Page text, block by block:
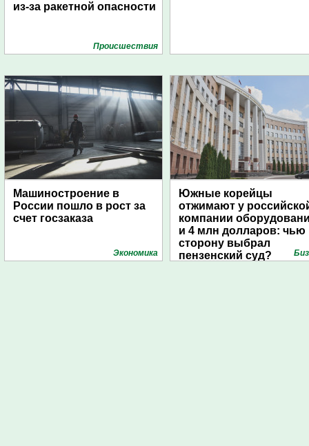
из-за ракетной опасности
Проиcшествия
Машиностроение в
России пошло в рост за
счет госзаказа
Экономика
Южные корейцы
отжимают у
компании
и 4 млн долларов: чью
сторону выбрал
пензенский суд?